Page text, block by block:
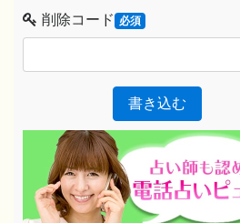
削除コード 必須
書き込む